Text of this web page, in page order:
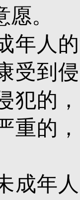
。
年人的
受到
犯的
重的
成年人